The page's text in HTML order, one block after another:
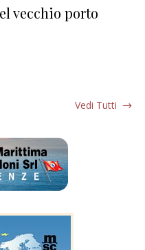
vecchio porto
Vedi Tutti